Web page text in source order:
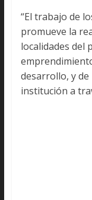
“El trabajo de
promueve la
localidades del
desarrollo, y de
institución a